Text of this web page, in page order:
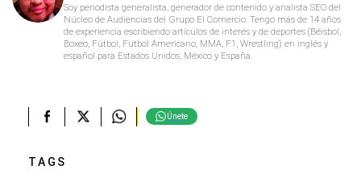
Soy periodista generalista, generador de contenido y analista SEO del
Núcleo de Audiencias del Grupo El Comercio. Tengo más de 14 años
de experiencia escribiendo artículos de interés y de deportes (Béisbol,
Boxeo, Fútbol, Fútbol Americano, MMA, F1, Wrestling) en inglés y
español para Estados Unidos, México y España.
Únete
TAGS